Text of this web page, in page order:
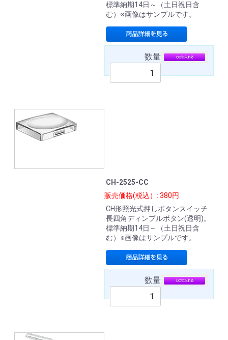
標準納期14日～（土日祝日含
む）※画像はサンプルです。
数量
CH-2525-CC
販売価格(税込）: 380円
CH形照光式押しボタンスイッチ
長四角ディンプルボタン(透明)。
標準納期14日～（土日祝日含
む）※画像はサンプルです。
数量